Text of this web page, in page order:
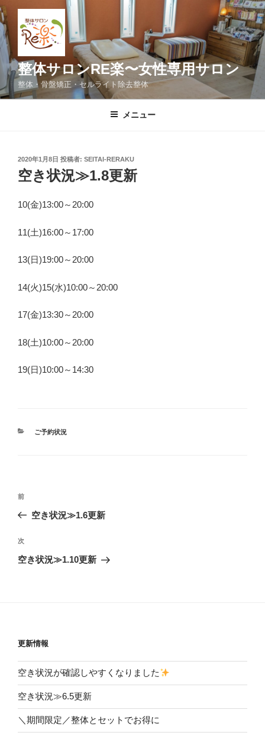
コ
ン
テ
ン
へ
ス
整体サロンRE楽〜女性専用サロン
整体・骨盤矯正・セルライト除去整体
メニュー
投
稿
日:
2020年1月8日 投稿者: SEITAI-RERAKU
空き状況≫1.8更新
10(金)13:00～20:00
11(土)16:00～17:00
13(日)19:00～20:00
14(火)15(水)10:00～20:00
17(金)13:30～20:00
18(土)10:00～20:00
19(日)10:00～14:30
カ
ご予約状況
投
ビ
ゲ
前
の
稿
前
空き状況≫1.6更新
次
の
次
空き状況≫1.10更新
更新情報
空き状況が確認しやすくなりました
空き状況≫6.5更新
＼期間限定／整体とセットでお得に